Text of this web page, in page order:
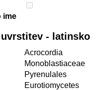
ime
- latinsko
Acrocordia
Monoblastiaceae
Pyrenulales
Eurotiomycetes